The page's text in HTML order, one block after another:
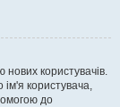
користувачів.
користувача,
до